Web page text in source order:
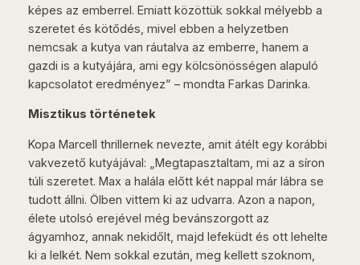
képes az emberrel. Emiatt közöttük sokkal mélyebb a
szeretet és kötődés, mivel ebben a helyzetben
nemcsak a kutya van ráutalva az emberre, hanem a
gazdi is a kutyájára, ami egy kölcsönösségen alapuló
kapcsolatot eredményez” – mondta Farkas Darinka.
Misztikus történetek
Kopa Marcell thrillernek nevezte, amit átélt egy korábbi
vakvezető kutyájával: „Megtapasztaltam, mi az a síron
túli szeretet. Max a halála előtt két nappal már lábra se
tudott állni. Ölben vittem ki az udvarra. Azon a napon,
élete utolsó erejével még bevánszorgott az
ágyamhoz, annak nekidőlt, majd lefeküdt és ott lehelte
ki a lelkét. Nem sokkal ezután, meg kellett szoknom,